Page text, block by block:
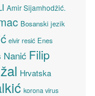
Amir Sijamhodžić.
Bosanski jezik
elvir resić Enes
Nanić Filip
Hrvatska
korona virus